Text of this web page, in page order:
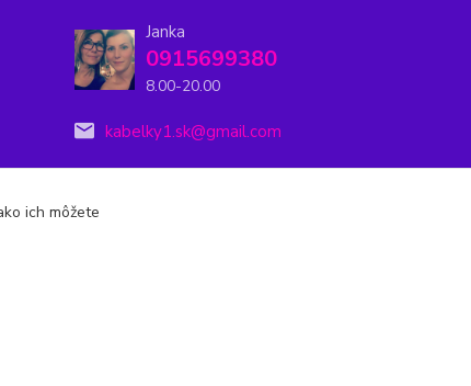
Janka
0915699380
8.00-20.00
kabelky1.sk@gmail.com
ich môžete